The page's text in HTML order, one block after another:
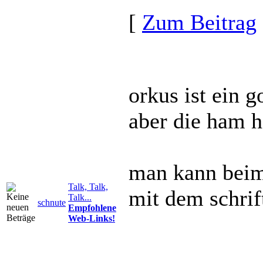
[ Zum Beitrag
schnute
Talk, Talk,
Talk...
Empfohlene
Web-Links!
orkus ist ein
aber die ham
man kann
mit dem